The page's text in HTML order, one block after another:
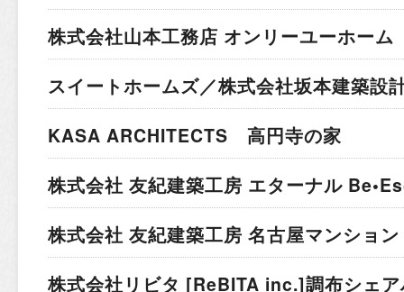
株式会社山本工務店 オンリーユーホー
スイートホームズ／株式会社坂本建築
KASA ARCHITECTS 高円寺の家
株式会社 友紀建築工房 エターナル
株式会社 友紀建築工房 名古屋マンショ
株式会社リビタ [ReBITA inc.]調布シェ